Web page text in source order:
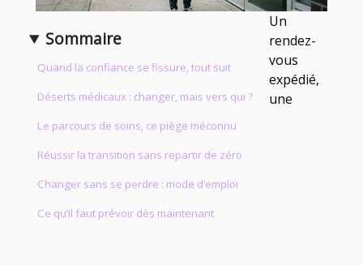
Sommaire
Quand la confiance se fissure, tout suit
Déserts médicaux : changer, mais vers qui ?
Le parcours de soins, ce piège méconnu
Réussir la transition sans repartir de zéro
Changer sans se perdre : mode d’emploi
Ce qu’il faut prévoir dès maintenant
Un
rendez-
vous
expédié,
une